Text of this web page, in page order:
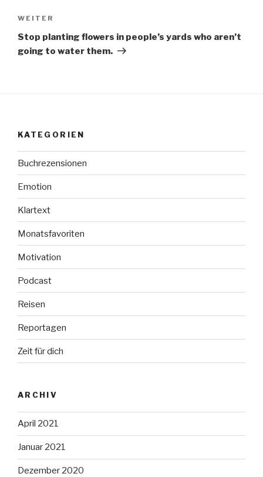
Nächster
Beitrag
WEITER
Stop planting flowers in people’s yards who aren’t
going to water them.
KATEGORIEN
Buchrezensionen
Emotion
Klartext
Monatsfavoriten
Motivation
Podcast
Reisen
Reportagen
Zeit für dich
ARCHIV
April 2021
Januar 2021
Dezember 2020